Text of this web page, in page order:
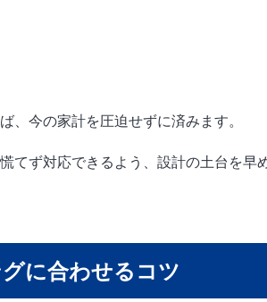
今の家計を圧迫せずに済みます。
てず対応できるよう、設計の土台を早
に合わせるコツ